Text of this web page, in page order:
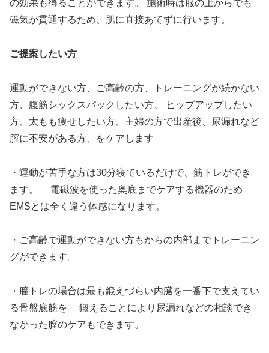
の効果も得ることができます。 施術時は服の上からでも
磁気が貫通するため、肌に直接あてずに行います。
ご提案したい方
運動ができない方、ご高齢の方、トレーニングが続かない
方、腹筋シックスパックしたい方、 ヒップアップしたい
方、太もも痩せしたい方、主婦の方で出産後、尿漏れなど
膣に不安がある方、をケアします
・運動が苦手な方は30分寝ているだけで、筋トレができ
ます。 電磁波を使った奥底までケアする機器のため
EMSとは全く違う体感になります。
・ご高齢で運動ができない方もからの内部までトレーニン
グができます。
・膣トレの場合は最も鍛えづらい内臓を一番下で支えてい
る骨盤底筋を 鍛えることにより尿漏れなどの相談でき
なかった膣のケアもできます。